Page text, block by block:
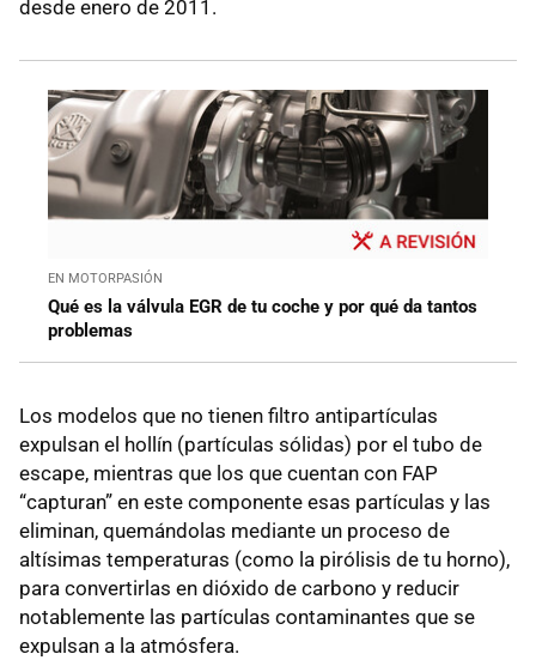
desde enero de 2011.
EN MOTORPASIÓN
Qué es la válvula EGR de tu coche y por qué da tantos
problemas
Los modelos que no tienen filtro antipartículas
expulsan el hollín (partículas sólidas) por el tubo de
escape, mientras que los que cuentan con FAP
“capturan” en este componente esas partículas y las
eliminan, quemándolas mediante un proceso de
altísimas temperaturas (como la pirólisis de tu horno),
para convertirlas en dióxido de carbono y reducir
notablemente las partículas contaminantes que se
expulsan a la atmósfera.